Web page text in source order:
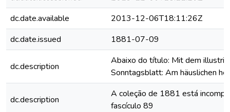
dc.date.available
2013-12-06T18:11:26Z
dc.date.issued
1881-07-09
dc.description
Abaixo do título: Mit dem
Sonntagsblatt: Am häuslichen
dc.description
A coleção de 1881 está
fascículo 89